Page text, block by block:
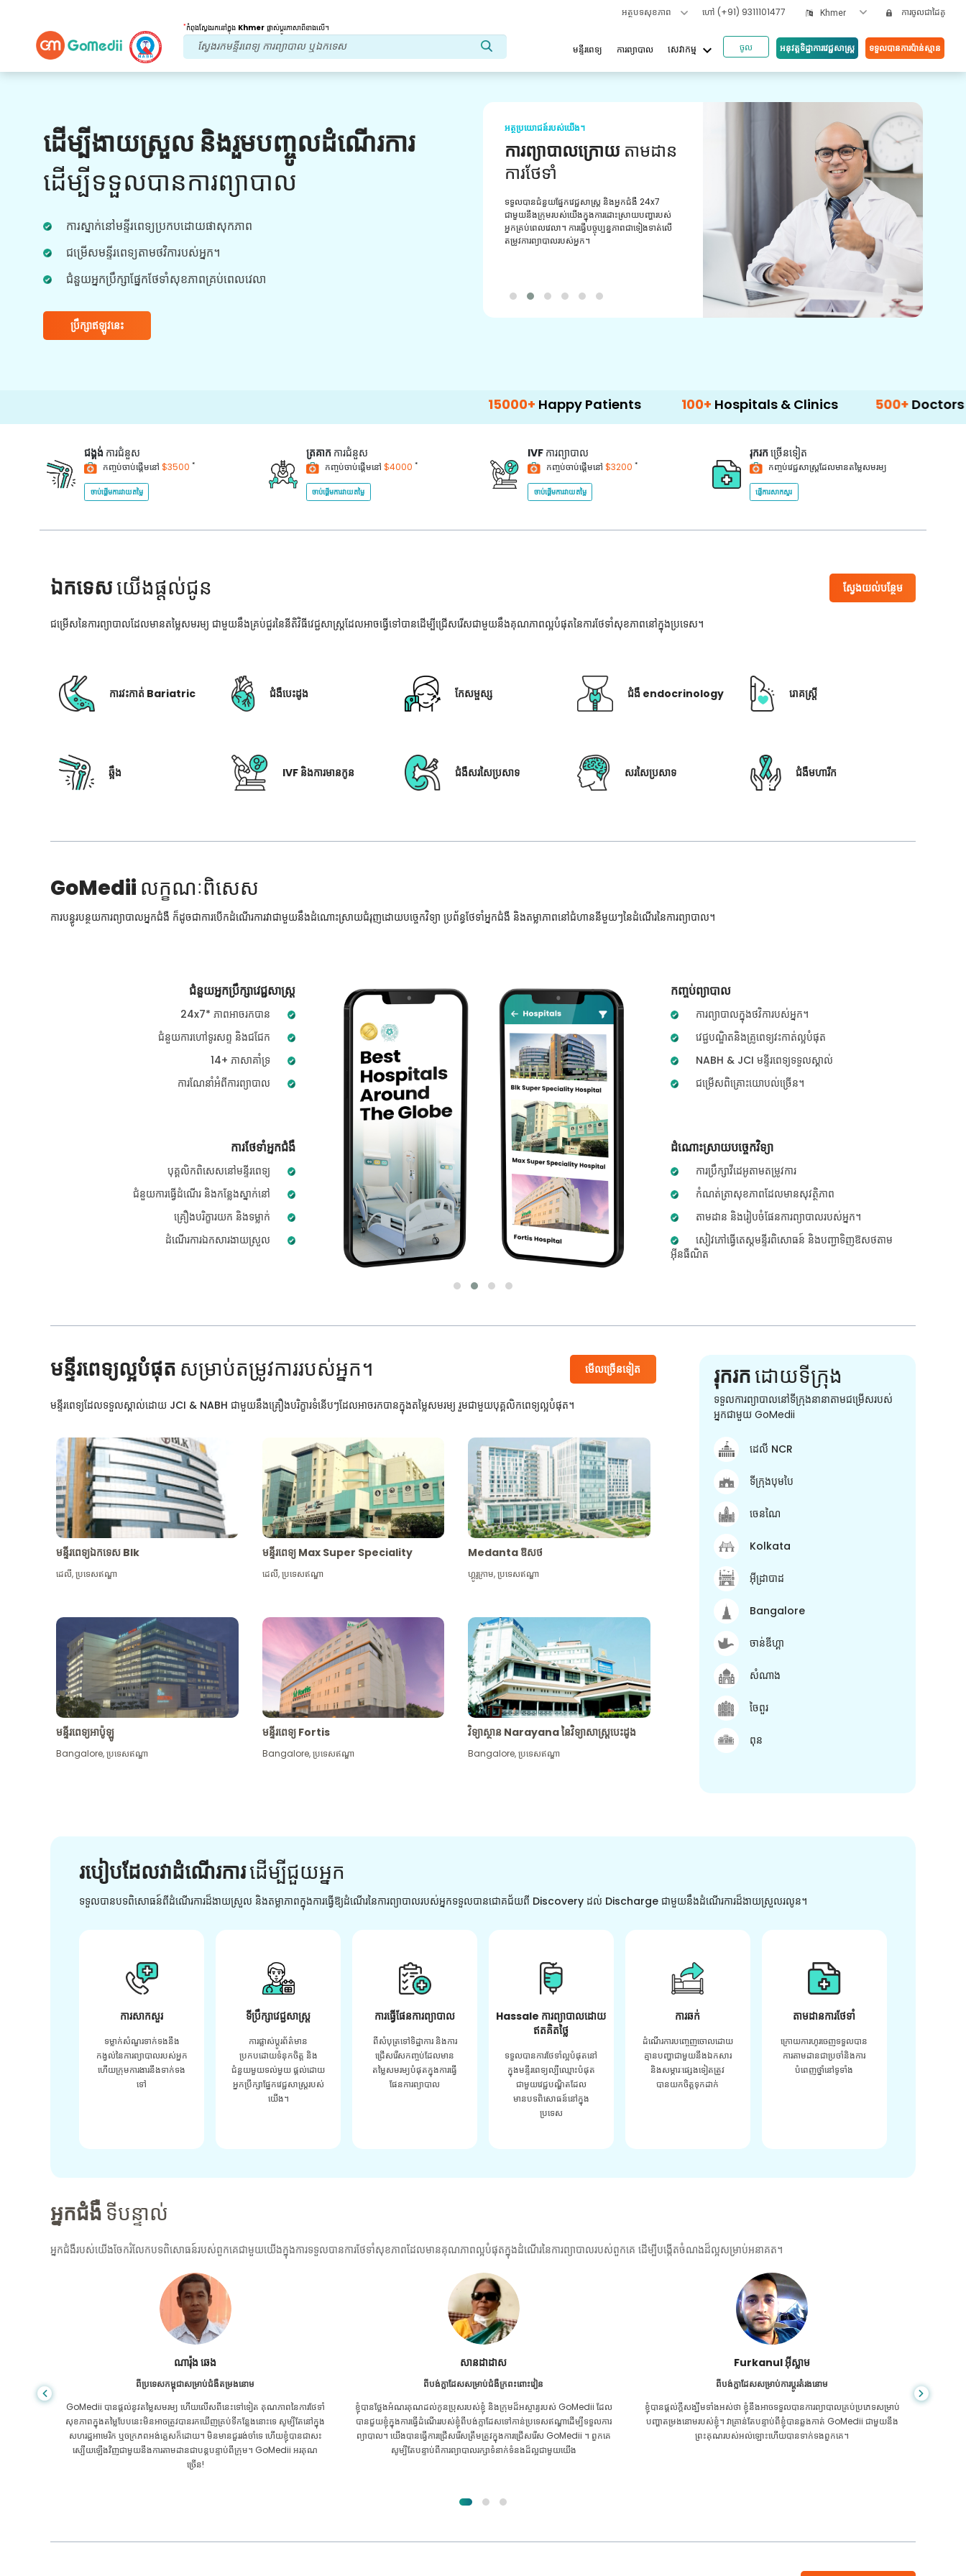
អត្ថបទសុខភាព ហៅ (+91) 9311101477 Khmer ការចូលជាដៃគូ
*កំពុងស្វែងរកនៅក្នុង Khmer ផ្លាស់ប្តូរភាសាពីខាងលើ។
មន្ទីរពេទ្យ ការព្យាបាល សេវាកម្ម keyboard_arrow_down ចូល អនុវត្តទិដ្ឋាការវេជ្ជសាស្រ្ត ទទួលបានការប៉ាន់ស្មាន
ដើម្បីងាយស្រួល និងរួមបញ្ចូលដំណើរការ
ដើម្បីទទួលបានការព្យាបាល
ការស្នាក់នៅមន្ទីរពេទ្យប្រកបដោយផាសុកភាព
ជម្រើសមន្ទីរពេទ្យតាមថវិការបស់អ្នក។
ជំនួយអ្នកប្រឹក្សាផ្នែកថែទាំសុខភាពគ្រប់ពេលវេលា
ប្រឹក្សាឥឡូវនេះ
អត្ថប្រយោជន៍របស់យើង។
ការព្យាបាលក្រោយតាមដាន
ការថែទាំ
ទទួលបានជំនួយផ្នែកវេជ្ជសាស្រ្ត និងអ្នកជំងឺ 24x7
អ្នកគ្រប់ពេលវេលា។ ការធ្វើបច្ចុប្បន្នភាពជាទៀងទាត់លើ
អត្ថប្រយោជន៍របស់យើង។
ទីប្រឹក្សាវេជ្ជសាស្ត្រជំនួយ
ទទួលបានការគាំទ្រជាប្រចាំពីអ្នកប្រឹក្សាវេជ្ជសាស្ត្រដែល
ការណែនាំដ៏ល្អបំផុត។
Happy Patients 100+Hospitals & Clinics 500+Doctors & Surgeons
ជង្គង់ ការជំនួស
កញ្ចប់ចាប់ផ្តើមនៅ $3500 *
ចាប់ផ្តើមការវាយតម្លៃ
ត្រគាក ការជំនួស
កញ្ចប់ចាប់ផ្តើមនៅ $4000 *
ចាប់ផ្តើមការវាយតម្លៃ
IVF ការព្យាបាល
កញ្ចប់ចាប់ផ្តើមនៅ $3200 *
ចាប់ផ្តើមការវាយតម្លៃ
រុករក ច្រើនទៀត
កញ្ចប់វេជ្ជសាស្ត្រដែលមានតម្លៃសមរម្យ
ផ្ញើការសាកសួរ
ឯកទេសយើងផ្តល់ជូន ស្វែងយល់បន្ថែម
ជម្រើសនៃការព្យាបាលដែលមានតម្លៃសមរម្យ ជាមួយនឹងគ្រប់ជួរនៃនីតិវិធីវេជ្ជសាស្រ្តដែលអាចធ្វើទៅបានដើម្បីជ្រើសរើសជាមួយនឹងគុណភាពល្អបំផុតនៃការថែទាំសុខភាពនៅក្នុងប្រទេស។
ការវះកាត់ Bariatric ជំងឺបេះដូង កែសម្ផស្ស ជំងឺ endocrinology រោគស្ត្រី
ឆ្អឹង IVF និងការមានកូន ជំងឺសរសៃប្រសាទ សរសៃប្រសាទ ជំងឺមហារីក
GoMedii លក្ខណៈពិសេស
ការបន្ធូរបន្ថយការព្យាបាលអ្នកជំងឺ ក៏ដូចជាការបើកដំណើរការវាជាមួយនឹងដំណោះស្រាយជំរុញដោយបច្ចេកវិទ្យា ប្រព័ន្ធថែទាំអ្នកជំងឺ និងតម្លាភាពនៅជំហាននីមួយៗនៃដំណើរនៃការព្យាបាល។
ជំនួយអ្នកប្រឹក្សាវេជ្ជសាស្ត្រ
24x7* ភាពអាចរកបាន
ជំនួយការហៅទូរសព្ទ និងជជែក
14+ ភាសាគាំទ្រ
ការណែនាំអំពីការព្យាបាល
ការថែទាំអ្នកជំងឺ
បុគ្គលិកពិសេសនៅមន្ទីរពេទ្យ
ជំនួយការធ្វើដំណើរ និងកន្លែងស្នាក់នៅ
គ្រឿងបរិក្ខារយក និងទម្លាក់
ដំណើរការឯកសារងាយស្រួល
កញ្ចប់ព្យាបាល
ការព្យាបាលក្នុងថវិការបស់អ្នក។
វេជ្ជបណ្ឌិតនិងគ្រូពេទ្យវះកាត់ល្អបំផុត
NABH & JCI មន្ទីរពេទ្យទទួលស្គាល់
ជម្រើសពិគ្រោះយោបល់ច្រើន។
ដំណោះស្រាយបច្ចេកវិទ្យា
ការប្រឹក្សាវីដេអូតាមតម្រូវការ
កំណត់ត្រាសុខភាពដែលមានសុវត្ថិភាព
តាមដាន និងរៀបចំផែនការព្យាបាលរបស់អ្នក។
សៀវភៅធ្វើតេស្តមន្ទីរពិសោធន៍ និងបញ្ជាទិញឱសថតាម
អ៊ីនធឺណិត
មន្ទីរពេទ្យល្អបំផុត សម្រាប់តម្រូវការរបស់អ្នក។ មើល​ច្រើន​ទៀត
មន្ទីរពេទ្យដែលទទួលស្គាល់ដោយ JCI & NABH ជាមួយនឹងគ្រឿងបរិក្ខារទំនើបៗដែលអាចរកបានក្នុងតម្លៃសមរម្យ រួមជាមួយបុគ្គលិកពេទ្យល្អបំផុត។
មន្ទីរពេទ្យឯកទេស Blk
ដេលី,ប្រទេសឥណ្ឌា
មន្ទីរពេទ្យ Max Super Speciality
ដេលី,ប្រទេសឥណ្ឌា
Medanta ឱសថ
ហ្គូរូក្រាម,ប្រទេសឥណ្ឌា
មន្ទីរពេទ្យអាប៉ូឡូ
Bangalore,ប្រទេសឥណ្ឌា
មន្ទីរពេទ្យ Fortis
Bangalore,ប្រទេសឥណ្ឌា
វិទ្យាស្ថាន Narayana នៃវិទ្យាសាស្រ្តបេះដូង
Bangalore,ប្រទេសឥណ្ឌា
រុករកដោយទីក្រុង
ទទួលការព្យាបាលនៅទីក្រុងនានាតាមជម្រើសរបស់
អ្នកជាមួយ GoMedii
ដេលី NCR
ទីក្រុងបុមបៃ
ចេនណៃ
Kolkata
អ៊ីដ្រាបាដ
Bangalore
ចាន់ឌីហ្គា
សំណាង
ចៃពួរ
ពុន
របៀបដែលវាដំណើរការដើម្បី​ជួយ​អ្នក
ទទួលបានបទពិសោធន៍ពីដំណើរការដ៏ងាយស្រួល និងតម្លាភាពក្នុងការធ្វើឱ្យដំណើរនៃការព្យាបាលរបស់អ្នកទទួលបានជោគជ័យពី Discovery ដល់ Discharge ជាមួយនឹងដំណើរការដ៏ងាយស្រួលរលូន។
ការសាកសួរ
ទម្លាក់សំណួរទាក់ទងនឹង
កង្វល់នៃការព្យាបាលរបស់អ្នក
ហើយក្រុមការងារនឹងទាក់ទង
ទៅ
ទីប្រឹក្សាវេជ្ជសាស្ត្រ
ការផ្លាស់ប្តូរព័ត៌មាន
ប្រកបដោយទំនុកចិត្ត និង
ជំនួយមួយទល់មួយ ផ្តល់ដោយ
អ្នកប្រឹក្សាផ្នែកវេជ្ជសាស្រ្តរបស់
យើង។
ការធ្វើផែនការព្យាបាល
ពីសំបុត្រទៅទិដ្ឋាការ និងការ
ជ្រើសរើសកញ្ចប់ដែលមាន
តម្លៃសមរម្យបំផុតក្នុងការធ្វើ
ផែនការព្យាបាល
Hassale ការព្យាបាលដោយ
ឥតគិតថ្លៃ
ទទួលបានការថែទាំល្អបំផុតនៅ
ក្នុងមន្ទីរពេទ្យល្បីឈ្មោះបំផុត
ជាមួយវេជ្ជបណ្ឌិតដែល
មានបទពិសោធន៍នៅក្នុង
ប្រទេស
ការឆក់
ដំណើរការបញ្ចេញចោលដោយ
គ្មានបញ្ហាជាមួយនឹងឯកសារ
និងសម្ភារៈផ្សេងទៀតត្រូវ
បានយកចិត្តទុកដាក់
តាមដានការថែទាំ
ក្រោយ​ការ​ហូរ​ចេញ​ទទួល​បាន​
ការ​តាមដាន​ជា​ប្រចាំ​និង​ការ​
បំពេញ​ថ្នាំ​នៅ​ទូទាំង​
អ្នកជំងឺ ទីបន្ទាល់
អ្នកជំងឺរបស់យើងចែករំលែកបទពិសោធន៍របស់ពួកគេជាមួយយើងក្នុងការទទួលបានការថែទាំសុខភាពដែលមានគុណភាពល្អបំផុតក្នុងដំណើរនៃការព្យាបាលរបស់ពួកគេ ដើម្បីបង្កើតចំណងដ៏ល្អសម្រាប់អនាគត។
សានដាដាស
ពីបង់ក្លាដែសសម្រាប់ជំងឺក្រពះពោះវៀន
ខ្ញុំបានថ្លែងអំណរគុណដល់កូនប្រុសរបស់ខ្ញុំ និងក្រុមដ៏អស្ចារ្យរបស់ GoMedii ដែល
បានជួយខ្ញុំក្នុងការធ្វើដំណើររបស់ខ្ញុំពីបង់ក្លាដែសទៅកាន់ប្រទេសឥណ្ឌាដើម្បីទទួលការ
ព្យាបាល។ យើងបានធ្វើការជ្រើសរើសត្រឹមត្រូវក្នុងការជ្រើសរើស GoMedii ។ ពួកគេ
សូម្បីតែបន្ទាប់ពីការព្យាបាលរក្សាទំនាក់ទំនងដ៏ល្អជាមួយយើង
Furkanul អ៊ីស្លាម
ពីបង់ក្លាដែសសម្រាប់ការប្តូរតំរងនោម
ខ្ញុំ​បាន​ផ្តល់​ក្តី​សង្ឃឹម​ទាំង​អស់​ថា ខ្ញុំ​នឹង​អាច​ទទួល​បាន​ការ​ព្យាបាល​គ្រប់​ប្រភេទ​សម្រាប់​
បញ្ហា​តម្រងនោម​របស់​ខ្ញុំ។ វាគ្រាន់តែបន្ទាប់ពីខ្ញុំបានឆ្លងកាត់ GoMedii ជាមួយនឹង
ព្រះគុណរបស់អល់ឡោះហើយបានទាក់ទងពួកគេ។
ជា សារ៉ាត់
ពីប្រទេសកម្ពុជាសម្រាប់ CKD
CKD គឺ​ជា​ស្ថានភាព​ពេញ​មួយ​ជីវិត​ដែល​កាន់តែ​អាក្រក់​ទៅៗ។ ខ្ញុំបានរងទុក្ខវាយូ
រហើយ ទីបំផុត GoMedii និងដៃគូរបស់គេម្នាក់នៅកម្ពុជា បានជួយខ្ញុំឱ្យដឹងថា វា
ដល់ពេលថែរក្សាសុខភាពរបស់ខ្ញុំហើយ។